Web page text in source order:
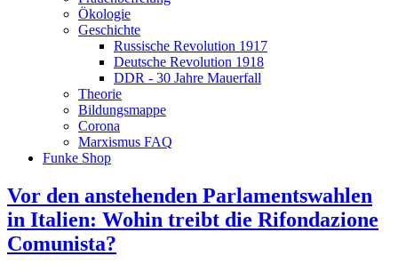
Ökologie
Geschichte
Russische Revolution 1917
Deutsche Revolution 1918
DDR - 30 Jahre Mauerfall
Theorie
Bildungsmappe
Corona
Marxismus FAQ
Funke Shop
Vor den anstehenden Parlamentswahlen
in Italien: Wohin treibt die Rifondazione
Comunista?